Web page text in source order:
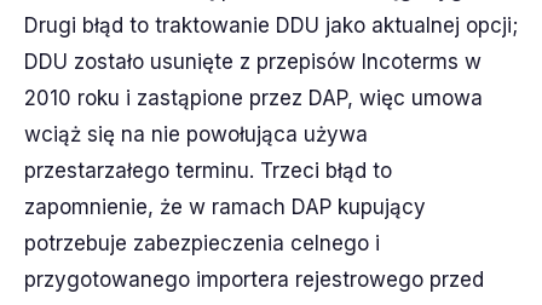
Drugi błąd to traktowanie DDU jako aktualnej opcji;
DDU zostało usunięte z przepisów Incoterms w
2010 roku i zastąpione przez DAP, więc umowa
wciąż się na nie powołująca używa
przestarzałego terminu. Trzeci błąd to
zapomnienie, że w ramach DAP kupujący
potrzebuje zabezpieczenia celnego i
przygotowanego importera rejestrowego przed